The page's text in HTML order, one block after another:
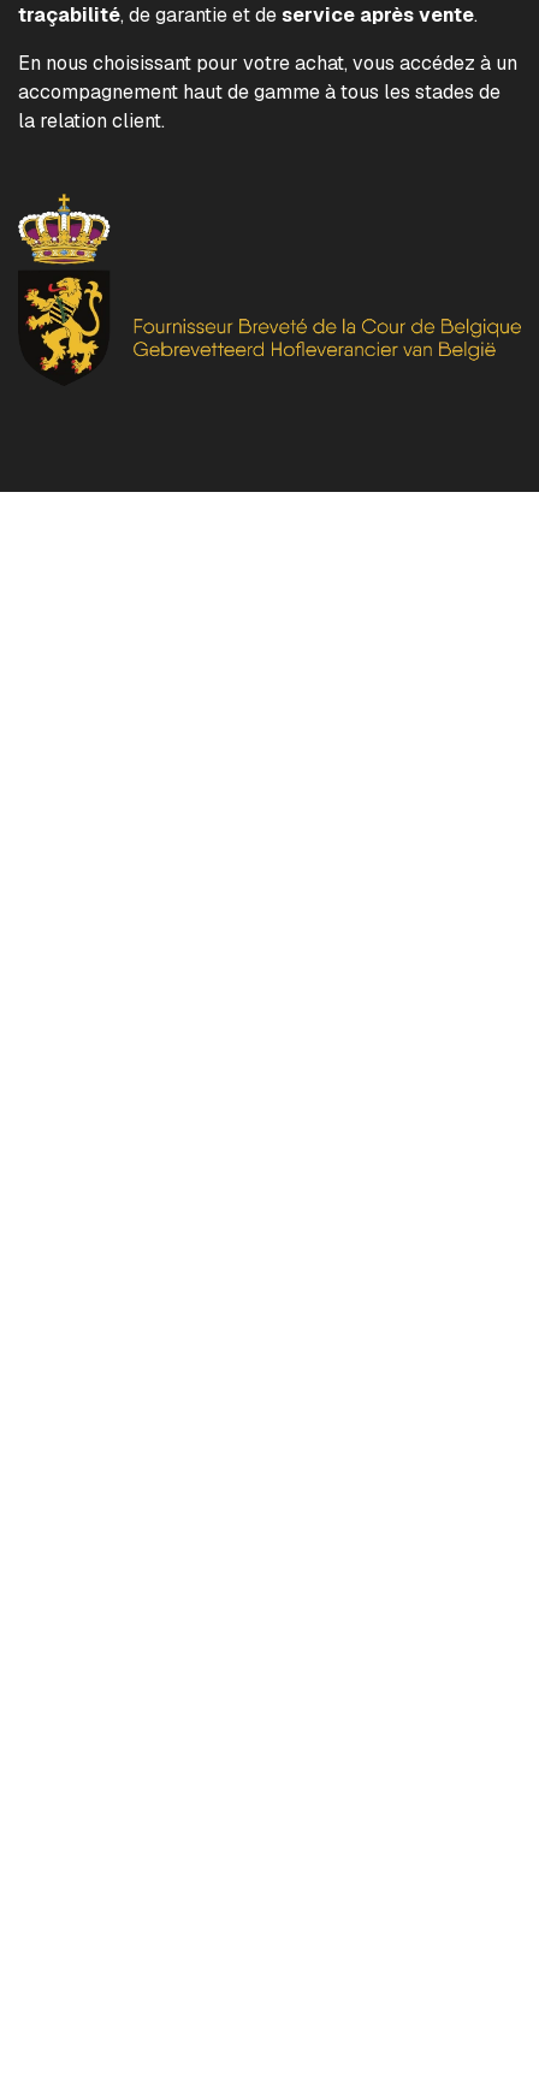
traçabilité, de garantie et deservice après vente.
En nous choisissant pour votre achat, vous accédez à un
accompagnement haut de gamme à tous les stades de
la relation client.